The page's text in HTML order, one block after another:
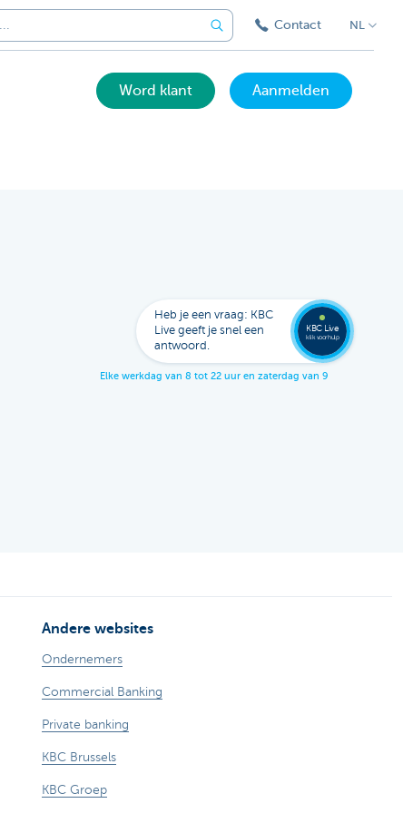
Contact NL
Word klant Aanmelden
Andere websites
Ondernemers
Commercial Banking
Private banking
KBC Brussels
KBC Groep
Heb je een vraag: KBC
Live geeft je snel een
antwoord.
Elke werkdag van 8 tot 22 uur en zaterdag van 9
KBC Live
klik voor hulp